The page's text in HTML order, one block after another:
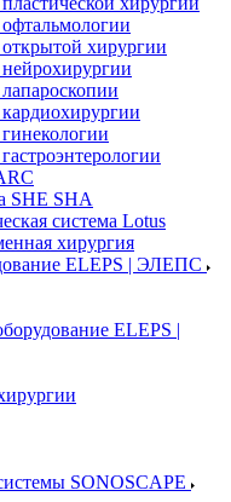
хирургии
SHE SHA
система Lotus
хирургия
ELEPS | ЭЛЕПС
ELEPS |
SONOSCAPE